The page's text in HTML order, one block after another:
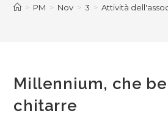
> PM > Nov > 3 > Attività
Millennium, che
chitarre